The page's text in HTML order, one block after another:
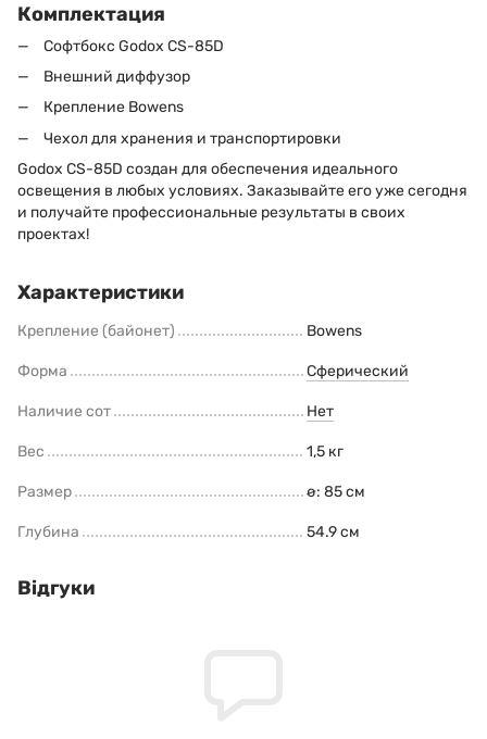
Комплектация
Софтбокс Godox CS-85D
Внешний диффузор
Крепление Bowens
Чехол для хранения и транспортировки
Godox CS-85D создан для обеспечения идеального
освещения в любых условиях. Заказывайте его уже сегодня
и получайте профессиональные результаты в своих
проектах!
Характеристики
Крепление (байонет) Bowens
Форма Сферический
Наличие сот Нет
Вес 1,5 кг
Размер ø: 85 см
Глубина 54.9 см
Відгуки